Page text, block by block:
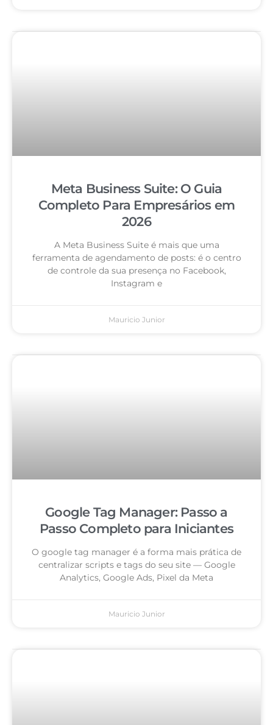
Meta Business Suite: O Guia
Completo Para Empresários em
2026
A Meta Business Suite é mais que uma
ferramenta de agendamento de posts: é o centro
de controle da sua presença no Facebook,
Instagram e
Mauricio Junior
Google Tag Manager: Passo a
Passo Completo para Iniciantes
O google tag manager é a forma mais prática de
centralizar scripts e tags do seu site — Google
Analytics, Google Ads, Pixel da Meta
Mauricio Junior